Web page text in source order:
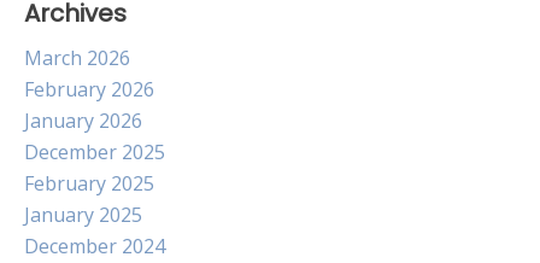
Archives
March 2026
February 2026
January 2026
December 2025
February 2025
January 2025
December 2024